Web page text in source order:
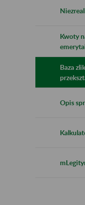
Kwoty
Baza
Opis